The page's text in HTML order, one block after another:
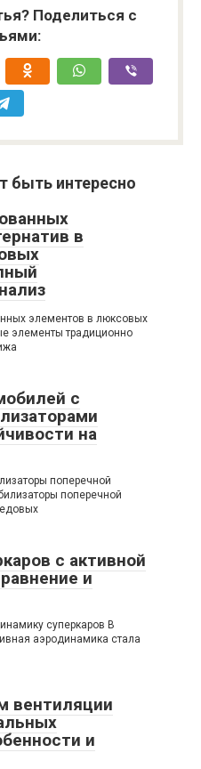
Поделиться с
быть интересно
в
элементов в люксовых
элементы традиционно
с
на
поперечной
поперечной
с активной
и
суперкаров В
аэродинамика стала
вентиляции
и